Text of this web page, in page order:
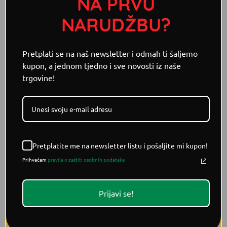
muškatni se oraščić koristi u umacima, juhama, varivima i
jelima od mesa. Ne zaboravite koristiti muškatni oraščić u
umjerenim količinama jer njegov okus može biti prilično
Volumen / masa / količina:
Sastojci:
muškatni oraščić
POVEZANI PROIZVODI
NARUDŽBU?
Pretplati se na naš newsletter i odmah ti šaljemo
kupon, a jednom tjedno i sve novosti iz naše
trgovine!
Pretplatite me na newsletter listu i pošaljite mi kupon!
Prihvaćam pravila o zaštiti osobnih podataka
Prijavi se!